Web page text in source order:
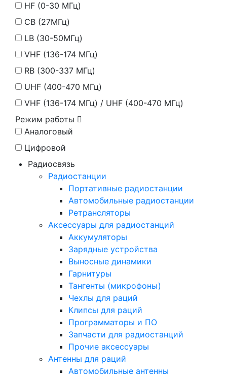
HF (0-30 МГц)
CB (27МГц)
LB (30-50МГц)
VHF (136-174 МГц)
RB (300-337 МГц)
UHF (400-470 МГц)
VHF (136-174 МГц) / UHF (400-470 МГц)
Режим работы
Аналоговый
Цифровой
Радиосвязь
Радиостанции
Портативные радиостанции
Автомобильные радиостанции
Ретрансляторы
Аксессуары для радиостанций
Аккумуляторы
Зарядные устройства
Выносные динамики
Гарнитуры
Тангенты (микрофоны)
Чехлы для раций
Клипсы для раций
Программаторы и ПО
Запчасти для радиостанций
Прочие аксессуары
Антенны для раций
Автомобильные антенны